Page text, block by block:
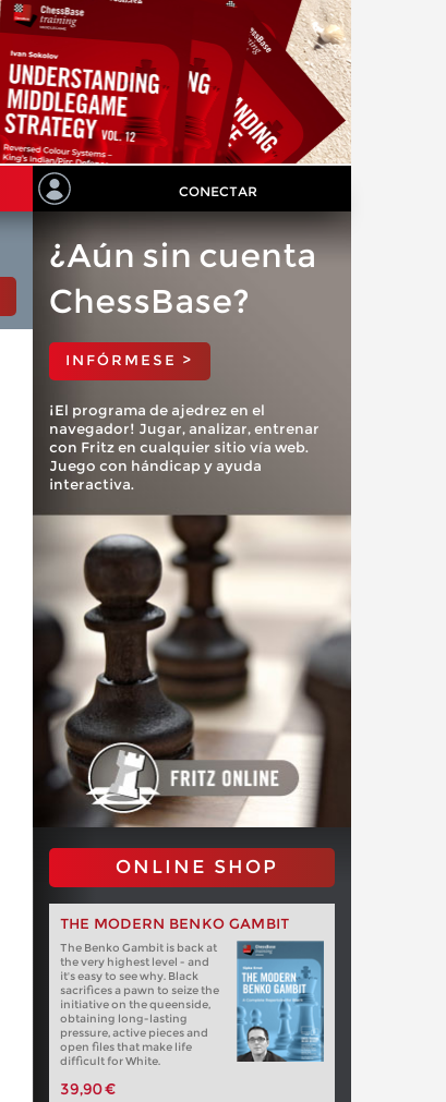
CONECTAR
¿Aún sin cuenta
ChessBase?
INFÓRMESE >
¡El programa de ajedrez en el
navegador! Jugar, analizar, entrenar
con Fritz en cualquier sitio vía web.
Juego con hándicap y ayuda
interactiva.
ONLINE SHOP
THE MODERN BENKO GAMBIT
The Benko Gambit is back at
the very highest level - and
it's easy to see why. Black
sacrifices a pawn to seize the
initiative on the queenside,
obtaining long-lasting
pressure, active pieces and
open files that make life
difficult for White.
39,90 €